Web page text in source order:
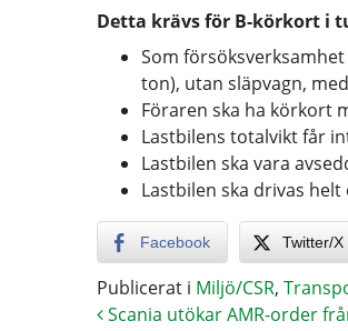
Detta krävs för B-körkort i
Som
ton), utan släpvagn,
Föraren ska ha körkort
Lastbilens totalvikt får
Lastbilen ska vara
Lastbilen ska drivas
Facebook Twitter/X
Publicerat i Miljö/CSR,
Scania utökar AMR-order